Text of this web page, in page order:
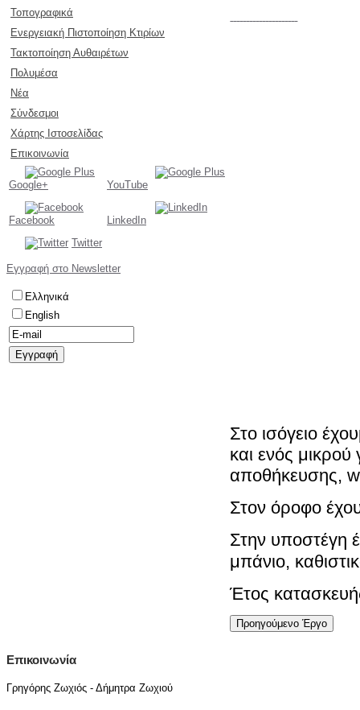
Τοπογραφικά
Ενεργειακή Πιστοποίηση Κτιρίων
Τακτοποίηση Αυθαιρέτων
Πολυμέσα
Νέα
Σύνδεσμοι
Χάρτης Ιστοσελίδας
Επικοινωνία
Google+ YouTube
Facebook
LinkedIn
Twitter
Εγγραφή στο Newsletter
Ελληνικά
English
Στο ισόγειο
και ενός
αποθήκευσης,
Στον όροφο
Στην υποστέγη
μπάνιο,
Έτος
Προηγούμενο Έργο
Επικοινωνία
Γρηγόρης Ζωχιός - Δήμητρα Ζωχιού